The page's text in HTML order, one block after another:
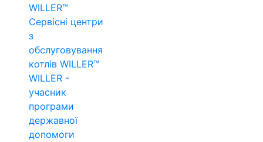
WILLER™
Сервісні центри
з
обслуговування
котлів WILLER™
WILLER -
учасник
програми
державної
допомоги